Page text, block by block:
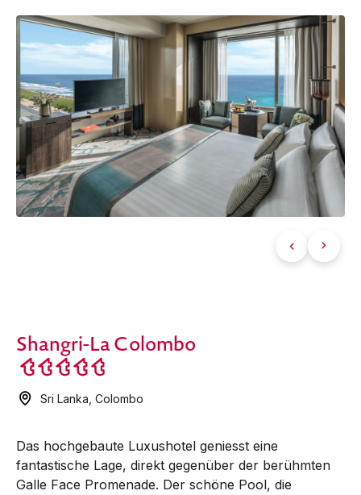
Shangri-La Colombo
Sri Lanka ,Colombo
Das hochgebaute Luxushotel geniesst eine
fantastische Lage, direkt gegenüber der berühmten
Galle Face Promenade. Der schöne Pool, die